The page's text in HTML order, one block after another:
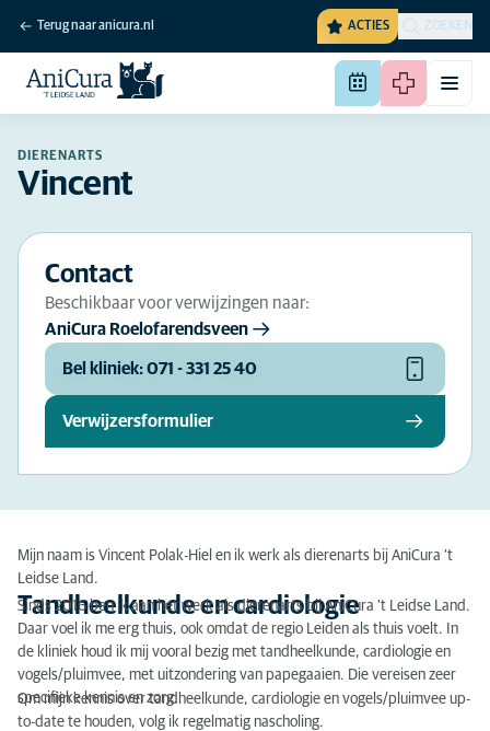
Terug naar anicura.nl ACTIES ZOEKEN
DIERENARTS
Vincent
Contact
Beschikbaar voor verwijzingen naar:
AniCura Roelofarendsveen
Bel kliniek: 071 - 331 25 40
Verwijzersformulier
Mijn naam is Vincent Polak-Hiel en ik werk als dierenarts bij AniCura ‘t
Leidse Land.
Tandheelkunde en cardiologie
Sinds 2016 ben ik aan het werk als dierenarts bij AniCura ‘t Leidse Land.
Daar voel ik me erg thuis, ook omdat de regio Leiden als thuis voelt. In
de kliniek houd ik mij vooral bezig met tandheelkunde, cardiologie en
vogels/pluimvee, met uitzondering van papegaaien. Die vereisen zeer
specifieke kennis en zorg.
Om mijn kennis over tandheelkunde, cardiologie en vogels/pluimvee up-
to-date te houden, volg ik regelmatig nascholing.